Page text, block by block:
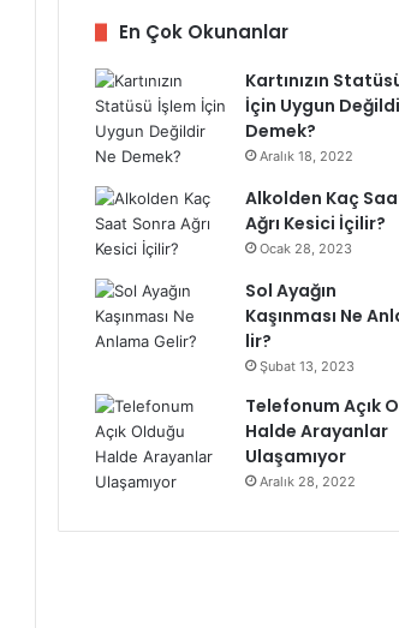
En Çok Okunanlar
Kartınızın
İçin Uygun
Demek?
Aralık 18, 2022
Alkolden Kaç
Ağrı Kesici İçilir?
Ocak 28, 2023
Sol Ayağın
Kaşınması Ne
lir?
Şubat 13, 2023
Telefonum Açık
Halde Arayanlar
Ulaşamıyor
Aralık 28, 2022